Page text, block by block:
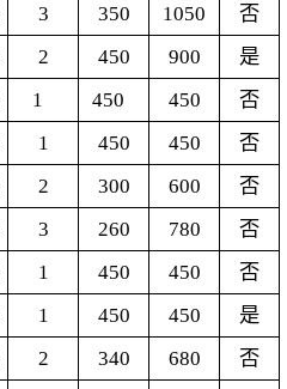
3 350 1050
否
2 450 900
是
1 450 450
否
1 450 450
否
2 300 600
否
3 260 780
否
1 450 450
否
1 450 450
是
2 340 680
否